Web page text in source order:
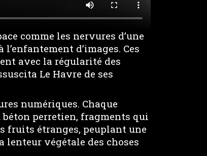
comme les nervures d’une
d’images. Ces
avec la régularité des
Le Havre de ses
numériques. Chaque
perretien, fragments qui
fruits étranges, peuplant une
végétale des choses